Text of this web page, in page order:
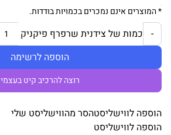
* המוצרים אינם נמכרים בכמויות בודדות.
- כמות של צידנית שרפרף פיקניק
הוספה לרשימה
רוצה להרכיב קיט בעצמי
הוספה לווישליסטהסר מהווישליסט שלי
הוספה לווישליסט